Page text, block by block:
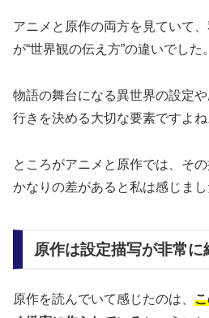
アニメと原作の両方を見ていて
が“世界観の伝え方”の違いでした。
物語の舞台になる異世界の設定
行きを決める大切な要素ですよね
ところがアニメと原作では、そ
かなりの差があると私は感じまし
原作は設定描写が非常に
原作を読んでいて感じたのは、